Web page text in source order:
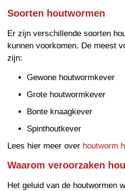
Soorten houtwormen
Er zijn verschillende soorten
kunnen voorkomen. De meest
zijn:
Gewone houtwormkever
Grote houtwormkever
Bonte knaagkever
Spinthoutkever
Lees hier meer over houtworm
Waarom veroorzaken
Het geluid van de houtwormen